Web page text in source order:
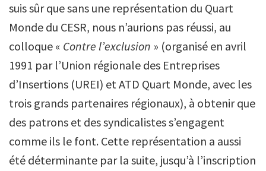
suis sûr que sans une représentation du Quart
Monde du CESR, nous n’aurions pas réussi, au
colloque « Contre l’exclusion » (organisé en avril
1991 par l’Union régionale des Entreprises
d’Insertions (UREI) et ATD Quart Monde, avec les
trois grands partenaires régionaux), à obtenir que
des patrons et des syndicalistes s’engagent
comme ils le font. Cette représentation a aussi
été déterminante par la suite, jusqu’à l’inscription